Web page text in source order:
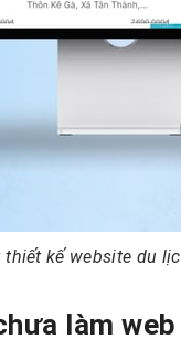
thiết kế website du
làm